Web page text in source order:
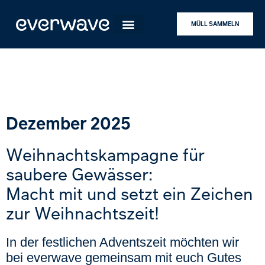
MÜLL SAMMELN
Dezember 2025
Weihnachtskampagne für
saubere Gewässer:
Macht mit und setzt ein Zeichen
zur Weihnachtszeit!
In der festlichen Adventszeit möchten wir
bei everwave gemeinsam mit euch Gutes